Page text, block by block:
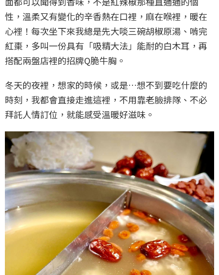
性，溫柔又有變化的辛香熱在口裡，麻在喉裡，暖在
心裡！每次坐下來我總是先大啖三碗胡椒原湯、啃完
紅棗，多叫一份具有「吸精大法」能耐的白木耳，再
搭配兩盤店裡的招牌Q脆牛胸。
冬天的夜裡，想家的時候，或是…想不到要吃什麼的
時刻，我都會直接走進這裡，不用靠老臉排隊、不必
拜託人情訂位，就能感受溫暖好滋味。